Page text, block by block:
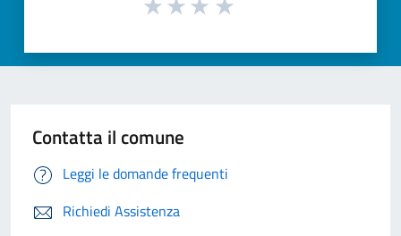
Contatta il comune
Leggi le domande frequenti
Richiedi Assistenza